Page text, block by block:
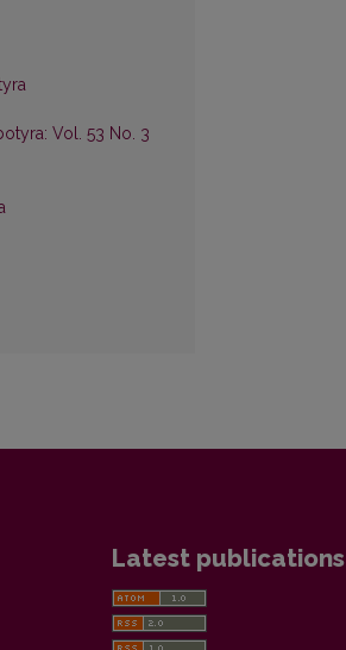
Vol. 53 No. 3
Latest publications